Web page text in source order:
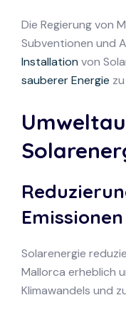
Die Regierung von
Subventionen und
Installation von
sauberer Energie
Emissionen
Solarenergie
Mallorca erheblich
Klimawandels und